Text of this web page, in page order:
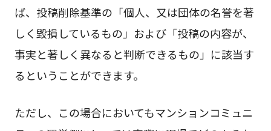
ば、投稿削除基準の「個人、又は団体の名誉を著
しく毀損しているもの」および「投稿の内容が、
事実と著しく異なると判断できるもの」に該当す
るということができます。
ただし、この場合においてもマンションコミュニ